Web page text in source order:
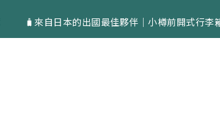
🧳來自日本的出國最佳夥伴｜小樽前開式行李